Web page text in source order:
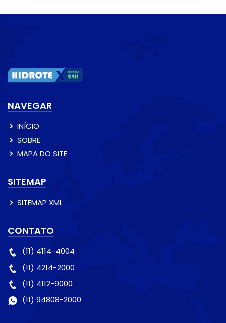
NAVEGAR
INÍCIO
SOBRE
MAPA DO SITE
SITEMAP
SITEMAP XML
CONTATO
(11) 4114-4004
(11) 4214-2000
(11) 4112-9000
(11) 94808-2000